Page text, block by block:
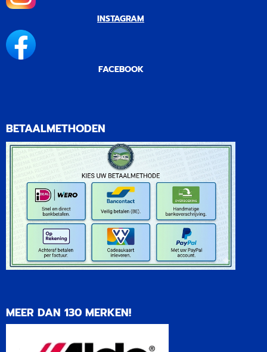
INSTAGRAM
FACEBOOK
BETAALMETHODEN
MEER DAN 130 MERKEN!